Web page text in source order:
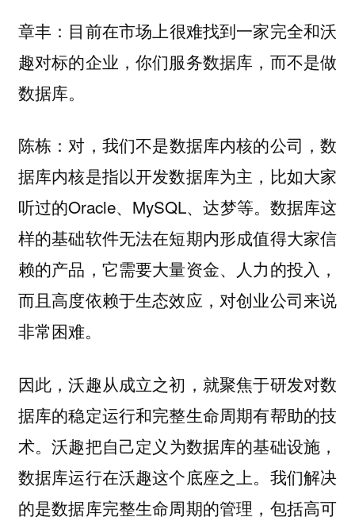
章丰： 目前在市场上很难找到一家完全和沃
趣对标的企业，你们服务数据库，而不是做
数据库。
陈栋：对，我们不是数据库内核的公司，数
据库内核是指以开发数据库为主，比如大家
听过的Oracle、MySQL、达梦等。数据库这
样的基础软件无法在短期内形成值得大家信
赖的产品，它需要大量资金、人力的投入，
而且高度依赖于生态效应，对创业公司来说
非常困难。
因此，沃趣从成立之初，就聚焦于研发对数
据库的稳定运行和完整生命周期有帮助的技
术。沃趣把自己定义为数据库的基础设施，
数据库运行在沃趣这个底座之上。我们解决
的是数据库完整生命周期的管理，包括高可